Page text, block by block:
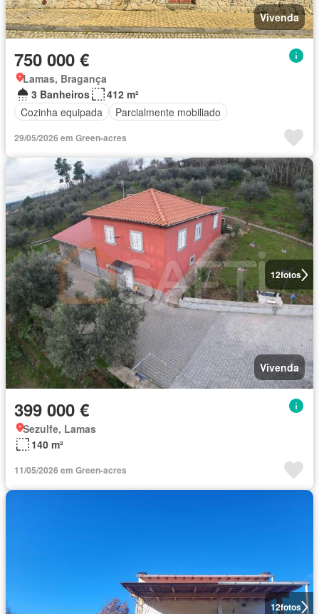
Vivenda
750 000 €
Lamas, Bragança
3 Banheiros
412 m²
Cozinha equipada
Parcialmente mobiliado
29/05/2026 em Green-acres
12fotos
Vivenda
399 000 €
Sezulfe, Lamas
140 m²
11/05/2026 em Green-acres
12fotos